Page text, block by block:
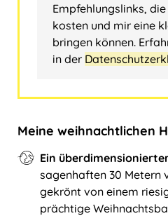
Empfehlungslinks,
kosten und mir eine
bringen können.
in der
Meine weihnachtlichen
Ein
sagenhaften 30 Metern
gekrönt von einem
prächtige